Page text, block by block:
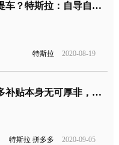
拼多多用户已提车？特斯拉：自导自演，希望遵守道德底线
特斯拉 2020-08-19
特斯拉：拼多多补贴本身无可厚非，但不能肆意破坏市场规则
特斯拉 拼多多 2020-09-05